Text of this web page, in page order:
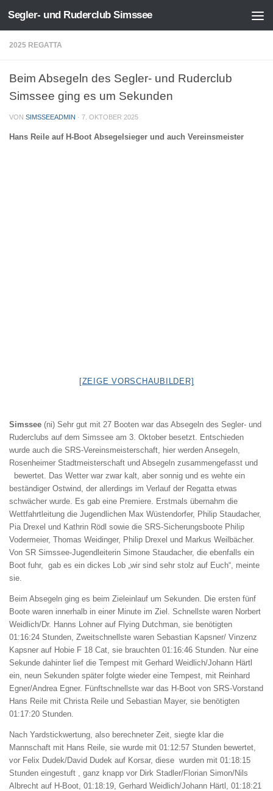
Zum Inhalt springen
Segler- und Ruderclub Simssee
2025 REGATTA
Beim Absegeln des Segler- und Ruderclub
Simssee ging es um Sekunden
VON SIMSSEEADMIN · 7. OKTOBER 2025
Hans Reile auf H-Boot Absegelsieger und auch Vereinsmeister
[ZEIGE VORSCHAUBILDER]
Simssee (ni) Sehr gut mit 27 Booten war das Absegeln des Segler- und
Ruderclubs auf dem Simssee am 3. Oktober besetzt. Entschieden
wurde auch die SRS-Vereinsmeisterschaft, hier werden Ansegeln,
Rosenheimer Stadtmeisterschaft und Absegeln zusammengefasst und
bewertet. Das Wetter war zwar kalt, aber sonnig und es wehte ein
beständiger Ostwind, der allerdings im Verlauf der Regatta etwas
schwächer wurde. Es gab eine Premiere. Erstmals übernahm die
Wettfahrtleitung die Jugendlichen Max Wüstendorfer, Philip Staudacher,
Pia Drexel und Kathrin Rödl sowie die SRS-Sicherungsboote Philip
Vodermeier, Thomas Weidinger, Philip Drexel und Markus Weilbächer.
Von SR Simssee-Jugendleiterin Simone Staudacher, die ebenfalls ein
Boot fuhr, gab es ein dickes Lob „wir sind sehr stolz auf Euch“, meinte
sie.
Beim Absegeln ging es beim Zieleinlauf um Sekunden. Die ersten fünf
Boote waren innerhalb in einer Minute im Ziel. Schnellste waren Norbert
Weidlich/Dr. Hanns Lohner auf Flying Dutchman, sie benötigten
01:16:24 Stunden, Zweitschnellste waren Sebastian Kapsner/ Vinzenz
Kapsner auf Hobie F 18 Cat, sie brauchten 01:16:46 Stunden. Nur eine
Sekunde dahinter lief die Tempest mit Gerhard Weidlich/Johann Härtl
ein, neun Sekunden später folgte wieder eine Tempest, mit Reinhard
Egner/Andrea Egner. Fünftschnellste war das H-Boot von SRS-Vorstand
Hans Reile mit Christa Reile und Sebastian Mayer, sie benötigten
01:17:20 Stunden.
Nach Yardstickwertung, also berechneter Zeit, siegte klar die
Mannschaft mit Hans Reile, sie wurde mit 01:12:57 Stunden bewertet,
vor Felix Dudek/David Dudek auf Korsar, diese wurden mit 01:18:15
Stunden eingestuft , ganz knapp vor Dirk Stadler/Florian Simon/Nils
Albrecht auf H-Boot, 01:18:19, Gerhard Weidlich/Johann Härtl, 01:18:21